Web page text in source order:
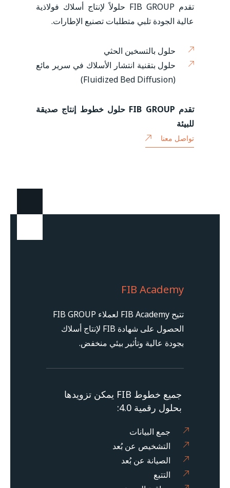
تقدم FIB GROUP حلولاً لإنتاج أسلاك فولاذية
عالية الجودة تلبي متطلبات تصنيع الإطارات.
حلول بالتسخين الحثي
حلول بتقنية انتشار الأسلاك في سرير مائع
(Fluidized Bed Diffusion)
تقدم FIB GROUP حلول خطوط إنتاج صديقة
للبيئة
تواصل معنا
FIB Academy
تتيح FIB Academy لعملاء FIB GROUP
الحصول على شهادة FIB لإنتاج أسلاك
بجودة عالية وتأثير بيئي منخفض.
جميع خطوط FIB يمكن تزويدها
بحلول رقمية 4.0:
جمع البيانات
التشخيص عن بُعد
الصيانة عن بُعد
التتبع